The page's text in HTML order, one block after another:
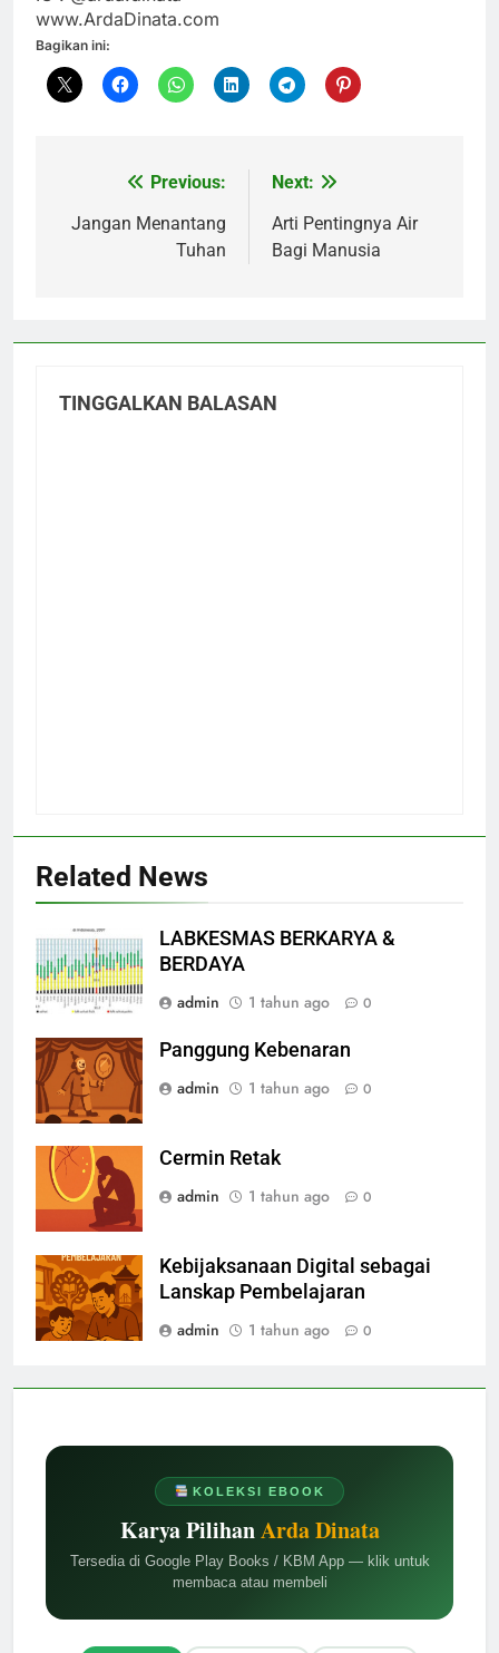
KOLEKSI EBOOK
Karya PilihanArda Dinata
Tersedia di Google Play Books / KBM App — klik untuk
membaca atau membeli
www.ArdaDinata.com
Bagikan ini:
Navigasi
pos
Previous:
Jangan Menantang
Tuhan
Next:
Arti Pentingnya Air
Bagi Manusia
TINGGALKAN BALASAN
Related News
LABKESMAS BERKARYA &
BERDAYA
admin
1 tahun ago 0
Panggung Kebenaran
admin
1 tahun ago 0
Cermin Retak
admin
1 tahun ago 0
Kebijaksanaan Digital sebagai
Lanskap Pembelajaran
admin
1 tahun ago 0